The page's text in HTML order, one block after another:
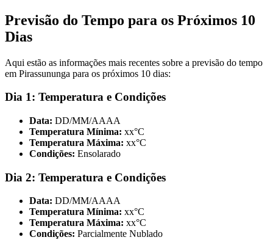
Previsão do Tempo para os Próximos 10
Dias
Aqui estão as informações mais recentes sobre a previsão do tempo
em Pirassununga para os próximos 10 dias:
Dia 1: Temperatura e Condições
Data: DD/MM/AAAA
Temperatura Mínima: xx°C
Temperatura Máxima: xx°C
Condições: Ensolarado
Dia 2: Temperatura e Condições
Data: DD/MM/AAAA
Temperatura Mínima: xx°C
Temperatura Máxima: xx°C
Condições: Parcialmente Nublado